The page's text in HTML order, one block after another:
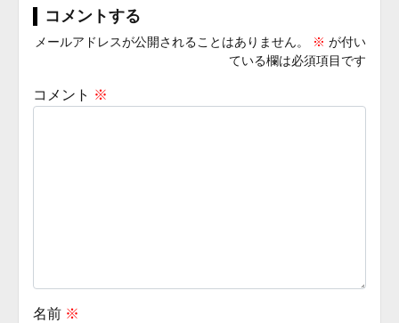
コメントする
メールアドレスが公開されることはありません。 ※ が付い
ている欄は必須項目です
コメント ※
名前 ※